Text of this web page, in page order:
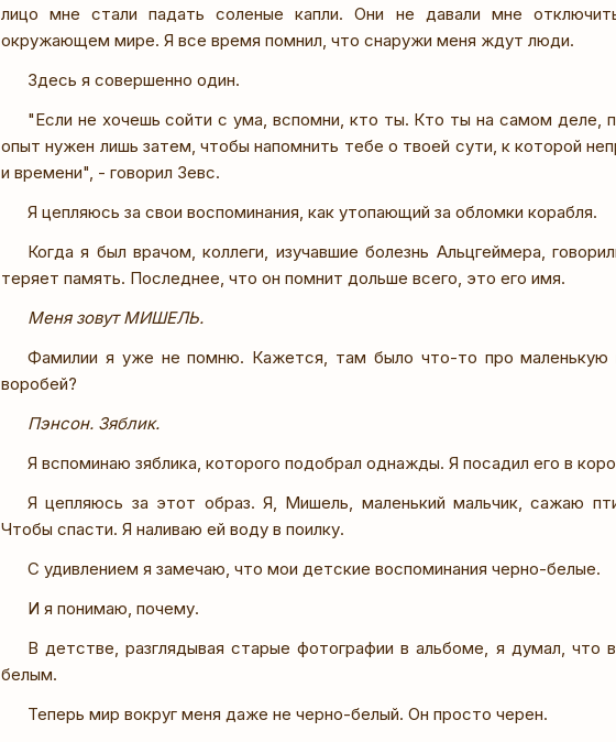
лицо мне стали падать соленые капли. Они не давали мне
окружающем мире. Я все время помнил, что снаружи меня ждут люди.
Здесь я совершенно один.
"Если не хочешь сойти с ума, вспомни, кто ты. Кто ты на самом деле,
опыт нужен лишь затем, чтобы напомнить тебе о твоей сути, к которой
и времени", - говорил Зевс.
Я цепляюсь за свои воспоминания, как утопающий за обломки корабля.
Когда я был врачом, коллеги, изучавшие болезнь Альцгеймера,
теряет память. Последнее, что он помнит дольше всего, это его имя.
Меня зовут МИШЕЛЬ.
Фамилии я уже не помню. Кажется, там было что-то про маленькую
воробей?
Пэнсон. Зяблик.
Я вспоминаю зяблика, которого подобрал однажды. Я посадил его в
Я цепляюсь за этот образ. Я, Мишель, маленький мальчик, сажаю
Чтобы спасти. Я наливаю ей воду в поилку.
С удивлением я замечаю, что мои детские воспоминания черно-белые.
И я понимаю, почему.
В детстве, разглядывая старые фотографии в альбоме, я думал, что
белым.
Теперь мир вокруг меня даже не черно-белый. Он просто черен.